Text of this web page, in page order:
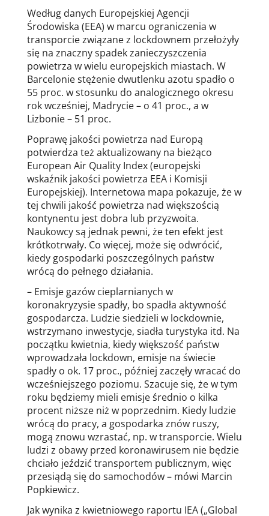
Według danych Europejskiej Agencji
Środowiska (EEA) w marcu ograniczenia w
transporcie związane z lockdownem przełożyły
się na znaczny spadek zanieczyszczenia
powietrza w wielu europejskich miastach. W
Barcelonie stężenie dwutlenku azotu spadło o
55 proc. w stosunku do analogicznego okresu
rok wcześniej, Madrycie – o 41 proc., a w
Lizbonie – 51 proc.
Poprawę jakości powietrza nad Europą
potwierdza też aktualizowany na bieżąco
European Air Quality Index (europejski
wskaźnik jakości powietrza EEA i Komisji
Europejskiej). Internetowa mapa pokazuje, że w
tej chwili jakość powietrza nad większością
kontynentu jest dobra lub przyzwoita.
Naukowcy są jednak pewni, że ten efekt jest
krótkotrwały. Co więcej, może się odwrócić,
kiedy gospodarki poszczególnych państw
wrócą do pełnego działania.
– Emisje gazów cieplarnianych w
koronakryzysie spadły, bo spadła aktywność
gospodarcza. Ludzie siedzieli w lockdownie,
wstrzymano inwestycje, siadła turystyka itd. Na
początku kwietnia, kiedy większość państw
wprowadzała lockdown, emisje na świecie
spadły o ok. 17 proc., później zaczęły wracać do
wcześniejszego poziomu. Szacuje się, że w tym
roku będziemy mieli emisje średnio o kilka
procent niższe niż w poprzednim. Kiedy ludzie
wrócą do pracy, a gospodarka znów ruszy,
mogą znowu wzrastać, np. w transporcie. Wielu
ludzi z obawy przed koronawirusem nie będzie
chciało jeździć transportem publicznym, więc
przesiądą się do samochodów – mówi Marcin
Popkiewicz.
Jak wynika z kwietniowego raportu IEA („Global